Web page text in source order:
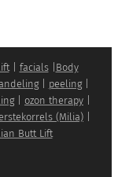
| facials| Body
| peeling|
| ozon therapy
(Milia)
Butt Lift